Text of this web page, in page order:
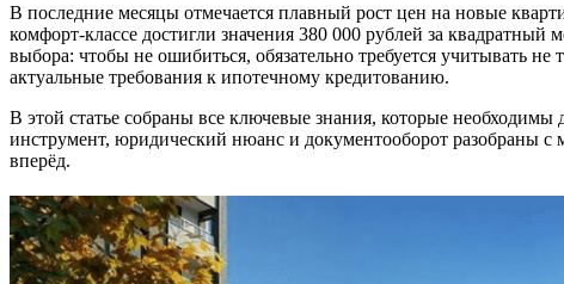
В последние месяцы отмечается плавный рост цен на новые
комфорт-классе достигли значения 380 000 рублей за
выбора: чтобы не ошибиться, обязательно требуется учитывать
актуальные требования к ипотечному кредитованию.
В этой статье собраны все ключевые знания, которые
инструмент, юридический нюанс и документооборот разобраны
вперёд.